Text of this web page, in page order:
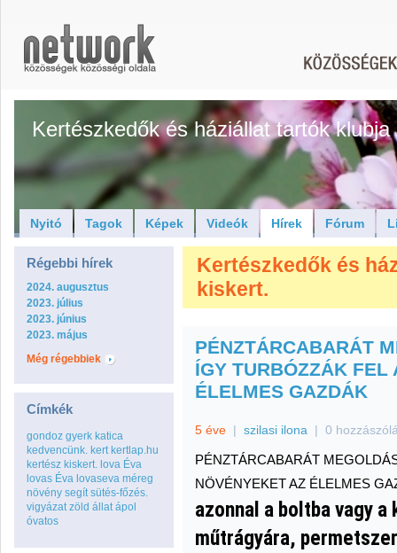
Kertészkedők és háziállat tartók klubja
Nyitó Tagok Képek Videók Hírek Fórum
Régebbi hírek
2024. augusztus
2023. július
2023. június
2023. május
Még régebbiek
Címkék
gondoz gyerk katica
kedvencünk. kert kertlap.hu
kertész kiskert. lova Éva
lovas Éva lovaseva méreg
növény segít sütés-főzés.
vigyázat zöld állat ápol
óvatos
Kertészkedők és
kiskert.
PÉNZTÁRCABARÁT
ÍGY TURBÓZZÁK FEL
ÉLELMES GAZDÁK
5 éve | szilasi ilona | 0
PÉNZTÁRCABARÁT
NÖVÉNYEKET AZ ÉLELMES
azonnal a boltba vagy
műtrágyára,